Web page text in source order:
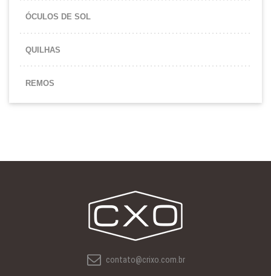
ÓCULOS DE SOL
QUILHAS
REMOS
contato@crixo.com.br